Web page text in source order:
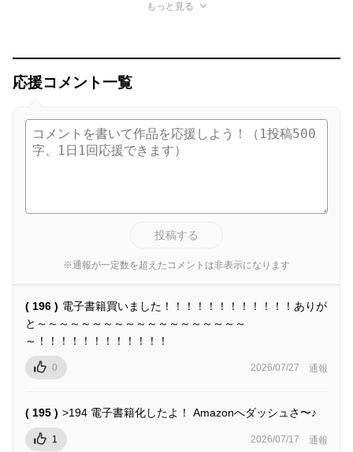
もっと見る
応援コメント一覧
投稿する
※通報が一定数を超えたコメントは非表示になります
( 196 ) 電子書籍買いました！！！！！！！！！！！！ありが
と～～～～～～～～～～～～～～～～～～～
～！！！！！！！！！！！！
0 2026/07/27 通報
( 195 ) >194 電子書籍化したよ！ Amazonへダッシュさ〜♪
1 2026/07/17 通報